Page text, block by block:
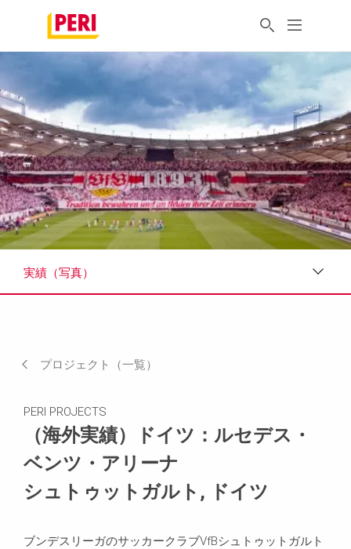
実績（写真）
お問い合わせ
場所
プロジェクト（一覧）
PERI PROJECTS
（海外実績）ドイツ：ルセデス・
ベンツ・アリーナ
シュトゥットガルト, ドイツ
ブンデスリーガのサッカークラブVfBシュトゥットガルト